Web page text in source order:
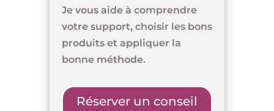
Je vous aide à comprendre
votre support, choisir les bons
produits et appliquer la
bonne méthode.
Réserver un conseil